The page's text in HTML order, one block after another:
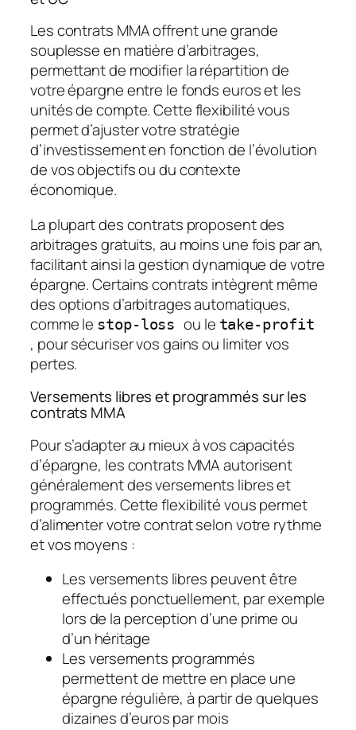
Les contrats MMA offrent une grande
souplesse en matière d’arbitrages,
permettant de modifier la répartition de
votre épargne entre le fonds euros et les
unités de compte. Cette flexibilité vous
permet d’ajuster votre stratégie
d’investissement en fonction de l’évolution
de vos objectifs ou du contexte
économique.
La plupart des contrats proposent des
arbitrages gratuits, au moins une fois par an,
facilitant ainsi lagestion dynamiquede votre
épargne. Certains contrats intègrent même
des options d’arbitrages automatiques,
comme le stop-lossou le take-profit
, pour sécuriser vos gains ou limiter vos
pertes.
Versements libres et programmés sur les
contrats MMA
Pour s’adapter au mieux à vos capacités
d’épargne, les contrats MMA autorisent
généralement des versements libres et
programmés. Cette flexibilité vous permet
d’alimenter votre contrat selon votre rythme
et vos moyens :
Les versements libres peuvent être
effectués ponctuellement, par exemple
lors de la perception d’une prime ou
d’un héritage
Les versements programmés
permettent de mettre en place une
épargne régulière, à partir de quelques
dizaines d’euros par mois